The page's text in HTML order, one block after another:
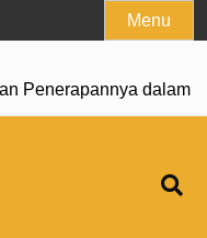
Menu
Penerapannya dalam